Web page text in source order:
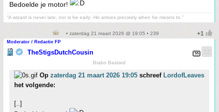
Bedoelde je motor!
“A wizard is never late, nor is he early .He arrives precisely when he means to.”
• zaterdag 21 maart 2026 @ 19:05 • 239
Moderator / Redactie FP
TheStigsDutchCousin
Brabo Bastard
Op zaterdag 21 maart 2026 19:05 schreef LordofLeaves
het volgende:
[..]